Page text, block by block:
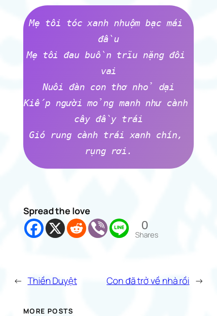
Mẹ tôi tóc xanh nhuộm bạc mái
đầu
Mẹ tôi đau buồn trĩu nặng đôi
vai
Nuôi đàn con thơ nhỏ dại
Kiếp người mỏng manh như cành
cây đầy trái
Gió rung cành trái xanh chín,
rụng rơi.
Spread the love
0
Shares
← Thiền Duyệt Con đã trở về nhà rồi →
MORE POSTS